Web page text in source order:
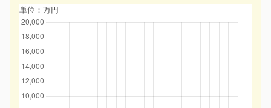
単位：万円